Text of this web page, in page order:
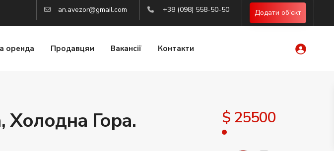
an.avezor@gmail.com +38 (098) 558-50-50 Додати об'єкт
оренда Продавцям Вакансії Контакти
Гора.
$ 25500